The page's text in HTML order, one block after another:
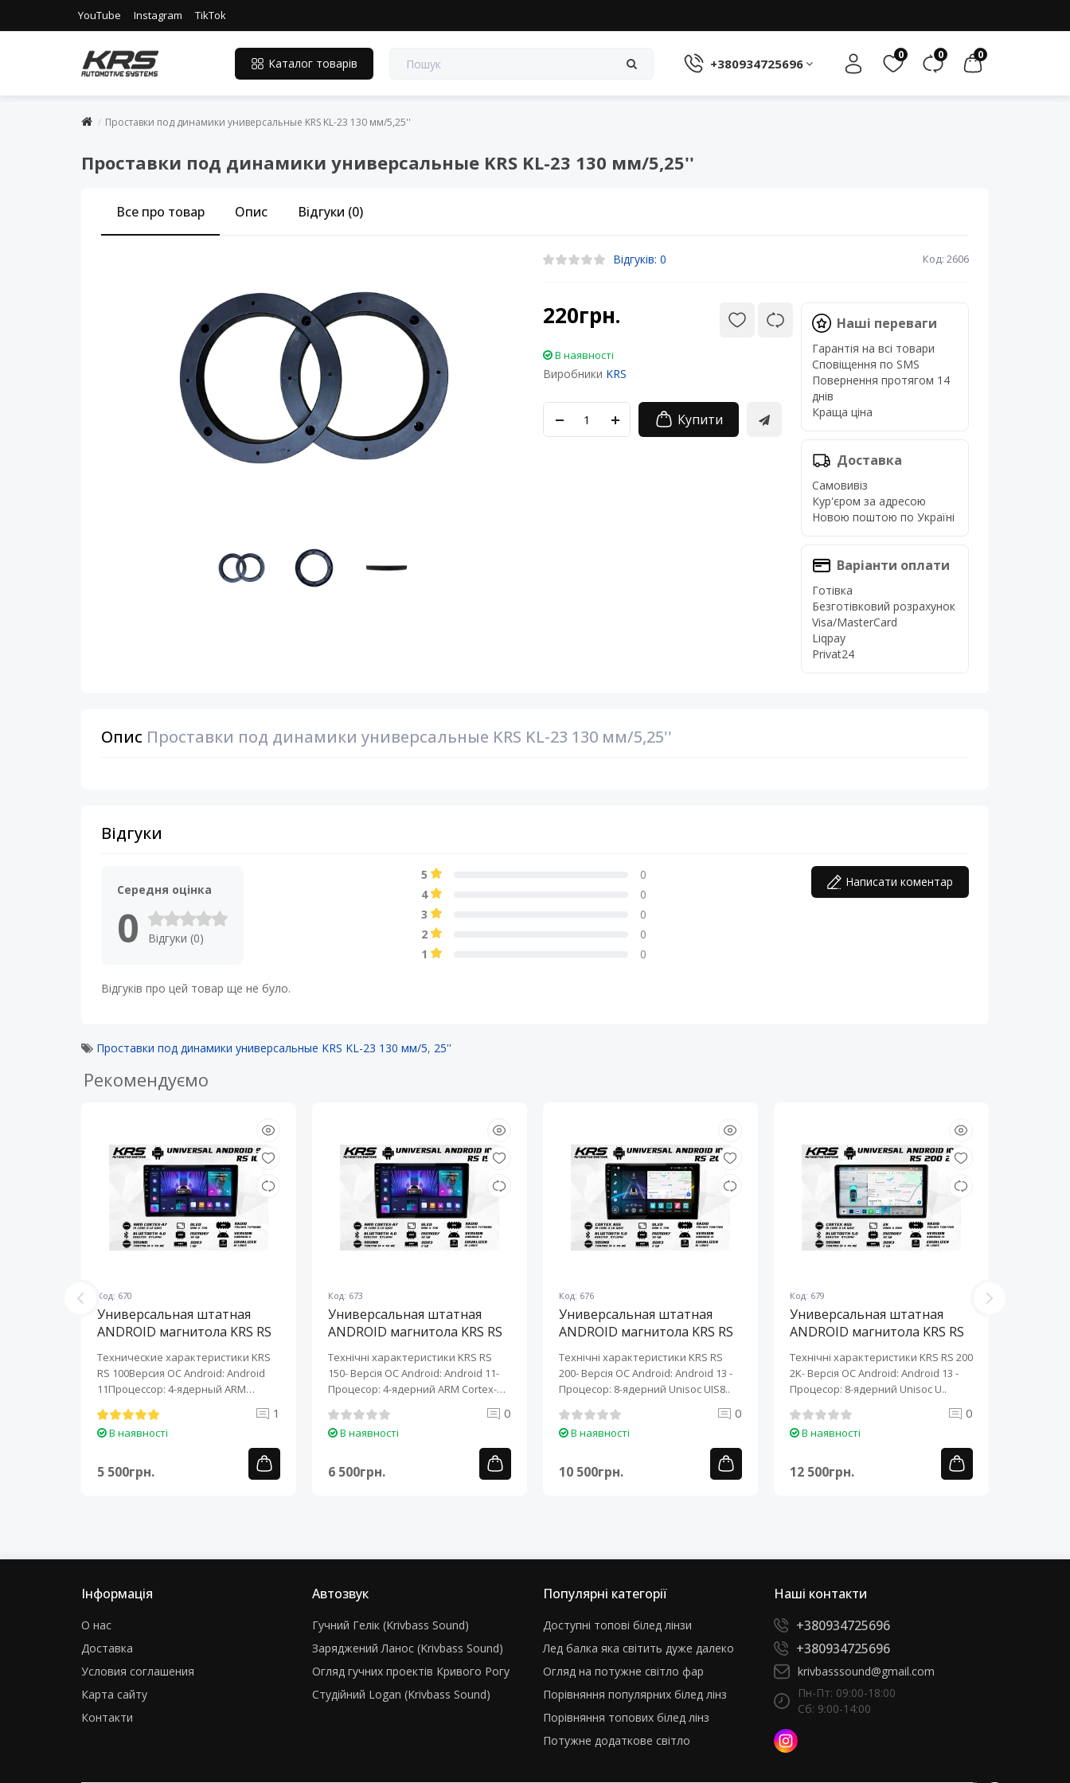
YouTube Instagram TikTok
Каталог товарів +380934725696
0 0 0
Проставки под динамики универсальные KRS KL-23 130 мм/5,25''
Проставки под динамики универсальные KRS KL-23 130 мм/5,25''
Все про товар Опис Відгуки (0)
Відгуків: 0 Код: 2606
220грн.
В наявності
Виробники KRS
Купити
Наші переваги
Гарантія на всі товари
Сповіщення по SMS
Повернення протягом 14
днів
Краща ціна
Доставка
Самовивіз
Кур'єром за адресою
Новою поштою по Україні
Варіанти оплати
Готівка
Безготівковий розрахунок
Visa/MasterCard
Liqpay
Privat24
Опис Проставки под динамики универсальные KRS KL-23 130 мм/5,25''
Відгуки
Середня оцінка
0 Відгуки (0)
5
0
4
0
3
0
2
0
1
0
Написати коментар
Відгуків про цей товар ще не було.
Проставки под динамики универсальные KRS KL-23 130 мм/5, 25''
Рекомендуємо
Код: 670
Универсальная штатная
ANDROID магнитола KRS RS
Технические характеристики KRS
RS 100Версия ОС Android: Android
11Процессор: 4-ядерный ARM
1
В наявності
5 500грн.
Код: 673
Универсальная штатная
ANDROID магнитола KRS RS
Технічні характеристики KRS RS
150- Версія ОС Android: Android 11-
Процесор: 4-ядерний ARM Cortex-
0
В наявності
6 500грн.
Код: 676
Универсальная штатная
ANDROID магнитола KRS RS
Технічні характеристики KRS RS
200- Версія ОС Android: Android 13 ​-
Процесор: 8-ядерний Unisoc UIS8..
0
В наявності
10 500грн.
Код: 679
Универсальная штатная
ANDROID магнитола KRS RS
Технічні характеристики KRS RS 200
2K- Версія ОС Android: Android 13 ​-
Процесор: 8-ядерний Unisoc U..
0
В наявності
12 500грн.
Інформація
О нас
Доставка
Условия соглашения
Карта сайту
Контакти
Автозвук
Гучний Гелік (Krivbass Sound)
Заряджений Ланос (Krivbass Sound)
Огляд гучних проектів Кривого Рогу
Студійний Logan (Krivbass Sound)
Популярні категорії
Доступні топові білед лінзи
Лед балка яка світить дуже далеко
Огляд на потужне світло фар
Порівняння популярних білед лінз
Порівняння топових білед лінз
Потужне додаткове світло
Наші контакти
+380934725696
+380934725696
krivbasssound@gmail.com
Пн-Пт: 09:00-18:00
Сб: 9:00-14:00